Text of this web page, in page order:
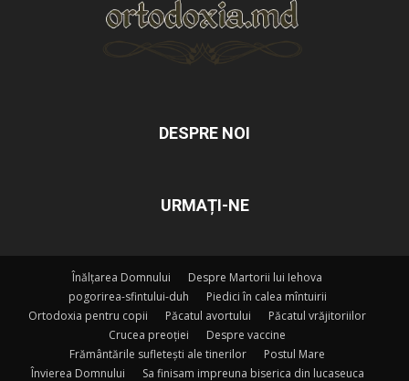
DESPRE NOI
URMAȚI-NE
Înălțarea Domnului
Despre Martorii lui Iehova
pogorirea-sfintului-duh
Piedici în calea mîntuirii
Ortodoxia pentru copii
Păcatul avortului
Păcatul vrăjitoriilor
Crucea preoției
Despre vaccine
Frământările sufletești ale tinerilor
Postul Mare
Învierea Domnului
Sa finisam impreuna biserica din lucaseuca